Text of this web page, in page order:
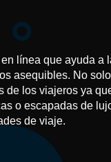
línea que ayuda a
asequibles. No
de los viajeros ya
o escapadas de
de viaje.